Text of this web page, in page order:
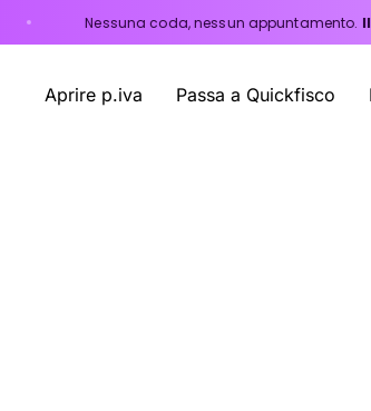
Nessuna coda, nessun appuntamento.Il tuo 730
Aprire p.iva Passa a Quickfisco